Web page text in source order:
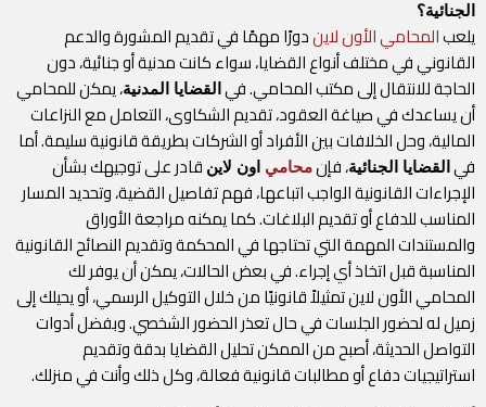
الجنائية؟
يلعبالمحامي الأون لايندورًا مهمًا في تقديم المشورة والدعم
القانوني في مختلف أنواع القضايا، سواء كانت مدنية أو جنائية، دون
الحاجة للانتقال إلى مكتب المحامي. في القضايا المدنية، يمكن للمحامي
أن يساعدك في صياغة العقود، تقديم الشكاوى، التعامل مع النزاعات
المالية، وحل الخلافات بين الأفراد أو الشركات بطريقة قانونية سليمة. أما
في القضايا الجنائية، فإنمحامي اون لاين قادر على توجيهك بشأن
الإجراءات القانونية الواجب اتباعها، فهم تفاصيل القضية، وتحديد المسار
المناسب للدفاع أو تقديم البلاغات. كما يمكنه مراجعة الأوراق
والمستندات المهمة التي تحتاجها في المحكمة وتقديم النصائح القانونية
المناسبة قبل اتخاذ أي إجراء. في بعض الحالات، يمكن أن يوفر لك
المحامي الأون لاين تمثيلاً قانونيًا من خلال التوكيل الرسمي، أو يحيلك إلى
زميل له لحضور الجلسات في حال تعذر الحضور الشخصي. وبفضل أدوات
التواصل الحديثة، أصبح من الممكن تحليل القضايا بدقة وتقديم
استراتيجيات دفاع أو مطالبات قانونية فعالة، وكل ذلك وأنت في منزلك.